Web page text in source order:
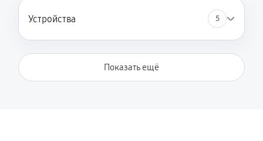
Устройства 5
Показать ещё